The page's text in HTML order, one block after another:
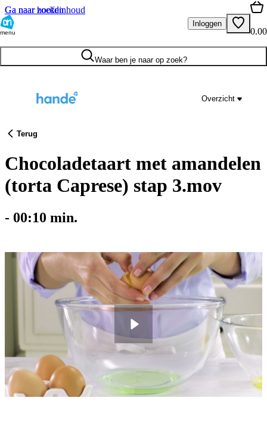
Ga naar hoofdinhoud
Ga naar zoeken
menu
Inloggen
0.00
Waar ben je naar op zoek?
Overzicht
Terug
Chocoladetaart met amandelen
(torta Caprese) stap 3.mov
- 00:10 min.